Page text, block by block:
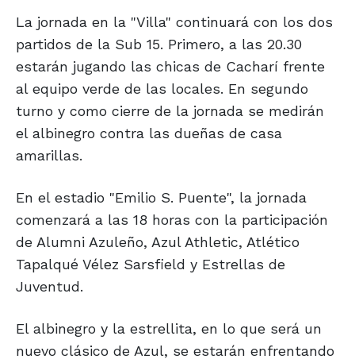
La jornada en la "Villa" continuará con los dos
partidos de la Sub 15. Primero, a las 20.30
estarán jugando las chicas de Cacharí frente
al equipo verde de las locales. En segundo
turno y como cierre de la jornada se medirán
el albinegro contra las dueñas de casa
amarillas.
En el estadio "Emilio S. Puente", la jornada
comenzará a las 18 horas con la participación
de Alumni Azuleño, Azul Athletic, Atlético
Tapalqué Vélez Sarsfield y Estrellas de
Juventud.
El albinegro y la estrellita, en lo que será un
nuevo clásico de Azul, se estarán enfrentando